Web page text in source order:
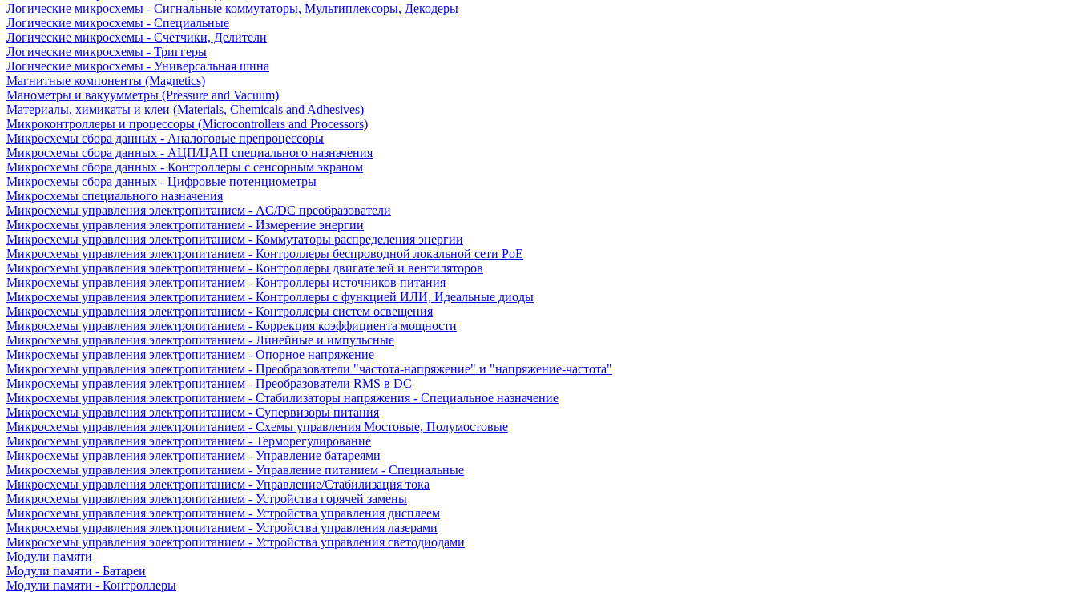
Логические микросхемы - Сигнальные коммутаторы, Мультиплексоры, Декодеры
Логические микросхемы - Специальные
Логические микросхемы - Счетчики, Делители
Логические микросхемы - Триггеры
Логические микросхемы - Универсальная шина
Магнитные компоненты (Magnetics)
Манометры и вакуумметры (Pressure and Vacuum)
Материалы, химикаты и клеи (Materials, Chemicals and Adhesives)
Микроконтроллеры и процессоры (Microcontrollers and Processors)
Микросхемы сбора данных - Аналоговые препроцессоры
Микросхемы сбора данных - АЦП/ЦАП специального назначения
Микросхемы сбора данных - Контроллеры с сенсорным экраном
Микросхемы сбора данных - Цифровые потенциометры
Микросхемы специального назначения
Микросхемы управления электропитанием - AC/DC преобразователи
Микросхемы управления электропитанием - Измерение энергии
Микросхемы управления электропитанием - Коммутаторы распределения энергии
Микросхемы управления электропитанием - Контроллеры беспроводной локальной сети PoE
Микросхемы управления электропитанием - Контроллеры двигателей и вентиляторов
Микросхемы управления электропитанием - Контроллеры источников питания
Микросхемы управления электропитанием - Контроллеры с функцией ИЛИ, Идеальные диоды
Микросхемы управления электропитанием - Контроллеры систем освещения
Микросхемы управления электропитанием - Коррекция коэффициента мощности
Микросхемы управления электропитанием - Линейные и импульсные
Микросхемы управления электропитанием - Опорное напряжение
Микросхемы управления электропитанием - Преобразователи "частота-напряжение" и "напряжение-частота"
Микросхемы управления электропитанием - Преобразователи RMS в DC
Микросхемы управления электропитанием - Стабилизаторы напряжения - Специальное назначение
Микросхемы управления электропитанием - Супервизоры питания
Микросхемы управления электропитанием - Схемы управления Мостовые, Полумостовые
Микросхемы управления электропитанием - Терморегулирование
Микросхемы управления электропитанием - Управление батареями
Микросхемы управления электропитанием - Управление питанием - Специальные
Микросхемы управления электропитанием - Управление/Стабилизация тока
Микросхемы управления электропитанием - Устройства горячей замены
Микросхемы управления электропитанием - Устройства управления дисплеем
Микросхемы управления электропитанием - Устройства управления лазерами
Микросхемы управления электропитанием - Устройства управления светодиодами
Модули памяти
Модули памяти - Батареи
Модули памяти - Контроллеры